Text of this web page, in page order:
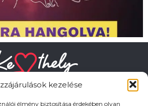
kezelése
élmény biztosítása érdekében olyan